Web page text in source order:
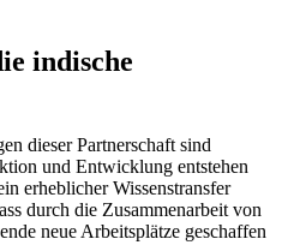
indische
dieser Partnerschaft sind
und Entwicklung entstehen
erheblicher Wissenstransfer
durch die Zusammenarbeit von
neue Arbeitsplätze geschaffen